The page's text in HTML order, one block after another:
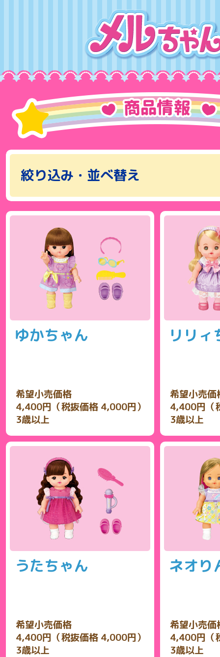
絞り込み・並べ替え
ゆかちゃん
希望小売価格
4,400円（税抜価格 4,000円）
3歳以上
リリィ
希望小売価
4,400円（
3歳以上
うたちゃん
希望小売価格
4,400円（税抜価格 4,000円）
3歳以上
ネオり
希望小売価
4,400円（
3歳以上